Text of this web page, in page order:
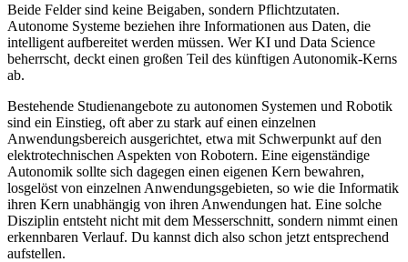
Beide Felder sind keine Beigaben, sondern Pflichtzutaten.
Autonome Systeme beziehen ihre Informationen aus Daten, die
intelligent aufbereitet werden müssen. Wer KI und Data Science
beherrscht, deckt einen großen Teil des künftigen Autonomik-Kerns
ab.
Bestehende Studienangebote zu autonomen Systemen und Robotik
sind ein Einstieg, oft aber zu stark auf einen einzelnen
Anwendungsbereich ausgerichtet, etwa mit Schwerpunkt auf den
elektrotechnischen Aspekten von Robotern. Eine eigenständige
Autonomik sollte sich dagegen einen eigenen Kern bewahren,
losgelöst von einzelnen Anwendungsgebieten, so wie die Informatik
ihren Kern unabhängig von ihren Anwendungen hat. Eine solche
Disziplin entsteht nicht mit dem Messerschnitt, sondern nimmt einen
erkennbaren Verlauf. Du kannst dich also schon jetzt entsprechend
aufstellen.